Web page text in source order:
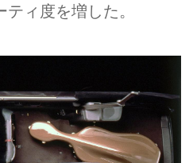
ィ度を増した。